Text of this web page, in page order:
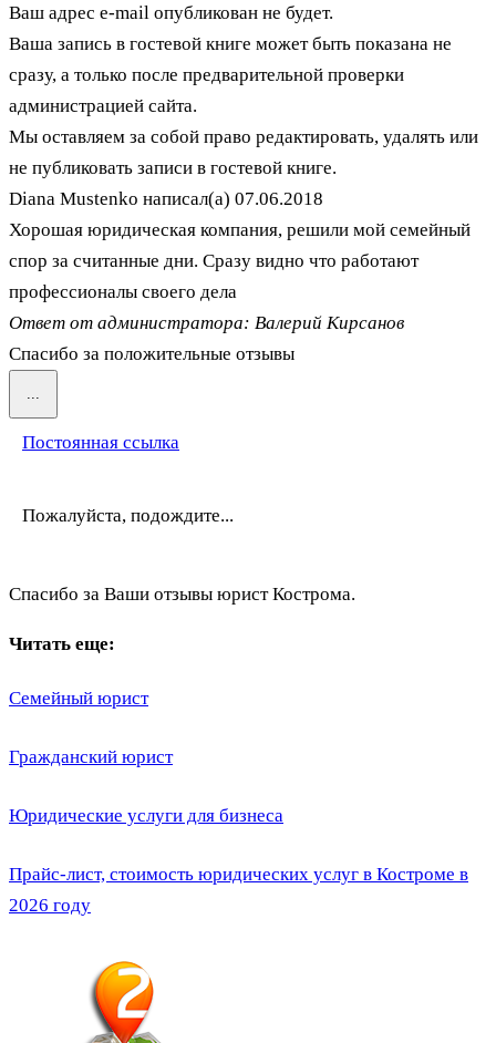
Ваш адрес e-mail опубликован не будет.
Ваша запись в гостевой книге может быть показана не
сразу, а только после предварительной проверки
администрацией сайта.
Мы оставляем за собой право редактировать, удалять или
не публиковать записи в гостевой книге.
Diana Mustenko написал(а) 07.06.2018
Хорошая юридическая компания, решили мой семейный
спор за считанные дни. Сразу видно что работают
профессионалы своего дела
Ответ от администратора: Валерий Кирсанов
Спасибо за положительные отзывы
...
в
Постоянная ссылка
Пожалуйста, подождите...
Спасибо за Ваши отзывы юрист Кострома.
Читать еще:
Семейный юрист
Гражданский юрист
Юридические услуги для бизнеса
Прайс-лист, стоимость юридических услуг в Костроме в
2026 году